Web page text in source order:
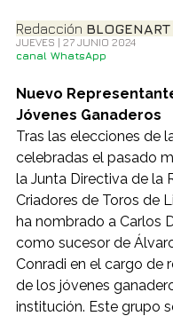
Redacción
JUEVES | 27 JUNIO 2024
canal WhatsApp
Nuevo
Jóvenes Ganaderos
Tras las elecciones de
celebradas el pasado
la Junta Directiva de la
Criadores de Toros de
ha nombrado a Carlos
como sucesor de
Conradi en el cargo de
de los jóvenes
institución. Este grupo